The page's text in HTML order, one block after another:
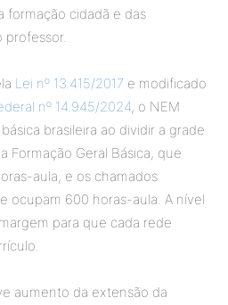
formação cidadã e das
Lei nº 13.415/2017 e modificado
nº 14.945/2024, o NEM
brasileira ao dividir a grade
Formação Geral Básica, que
aula, e os chamados
ocupam 600 horas-aula. A nível
para que cada rede
aumento da extensão da